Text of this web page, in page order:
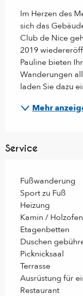
Im Herzen des
sich das
Club de Nice
2019
Pauline bieten
Wanderungen
laden Sie dazu
Mehr
Service
Fußwanderung
Sport zu Fuß
Heizung
Kamin / Holzofen
Etagenbetten
Duschen
Picknicksaal
Terrasse
Ausrüstung für
Restaurant